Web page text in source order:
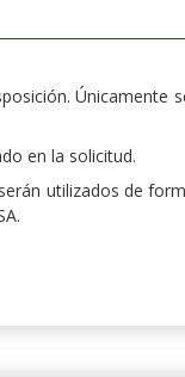
Únicamente
en la solicitud.
utilizados de